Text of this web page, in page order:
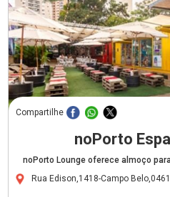
Compartilhe
noPorto
noPorto Lounge oferece almoço
Rua Edison,1418-Campo